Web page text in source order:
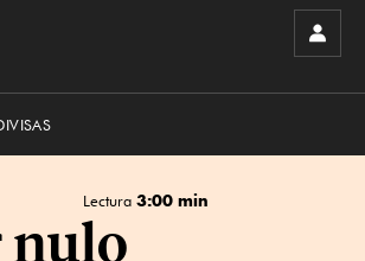
Lectura 3:00 min
nulo